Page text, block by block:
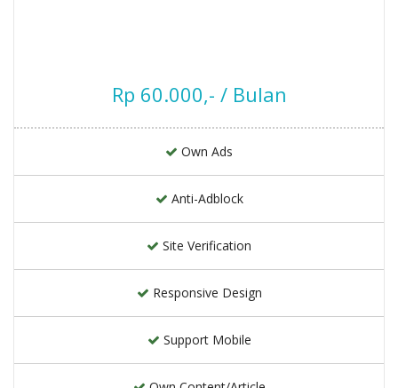
Rp 60.000,- / Bulan
Own Ads
Anti-Adblock
Site Verification
Responsive Design
Support Mobile